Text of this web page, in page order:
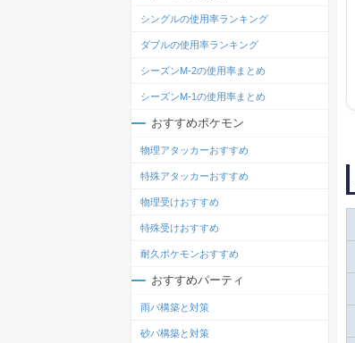
シングルの使用率ランキング
ダブルの使用率ランキング
シーズンM-2の使用率まとめ
シーズンM-1の使用率まとめ
おすすめポケモン
物理アタッカーおすすめ
特殊アタッカーおすすめ
物理受けおすすめ
特殊受けおすすめ
耐久ポケモンおすすめ
おすすめパーティ
雨パ構築と対策
砂パ構築と対策